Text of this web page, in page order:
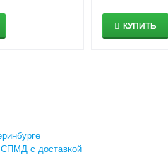
КУПИТЬ
с доставкой